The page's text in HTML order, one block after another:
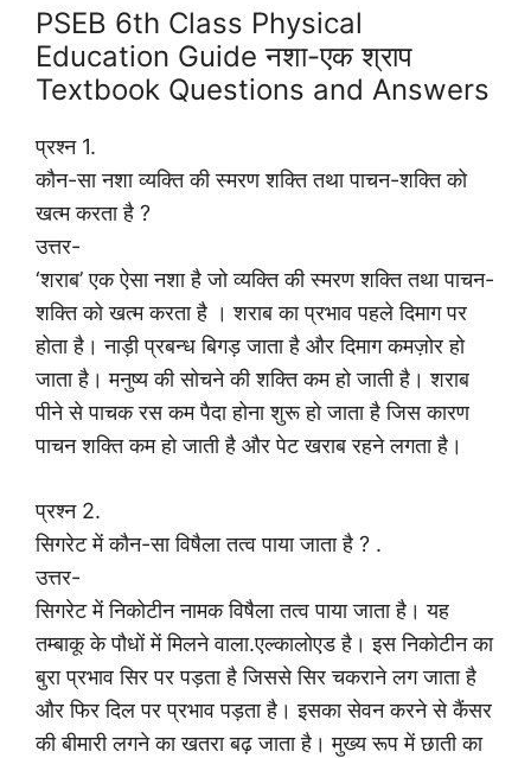
PSEB 6th Class Physical
Education Guide नशा-एक श्राप
Textbook Questions and Answers
प्रश्न 1.
कौन-सा नशा व्यक्ति की स्मरण शक्ति तथा पाचन-शक्ति को
खत्म करता है ?
उत्तर-
‘शराब’ एक ऐसा नशा है जो व्यक्ति की स्मरण शक्ति तथा पाचन-
शक्ति को खत्म करता है । शराब का प्रभाव पहले दिमाग पर
होता है। नाड़ी प्रबन्ध बिगड़ जाता है और दिमाग कमज़ोर हो
जाता है। मनुष्य की सोचने की शक्ति कम हो जाती है। शराब
पीने से पाचक रस कम पैदा होना शुरू हो जाता है जिस कारण
पाचन शक्ति कम हो जाती है और पेट खराब रहने लगता है।
प्रश्न 2.
सिगरेट में कौन-सा विषैला तत्व पाया जाता है ? .
उत्तर-
सिगरेट में निकोटीन नामक विषैला तत्व पाया जाता है। यह
तम्बाकू के पौधों में मिलने वाला.एल्कालोएड है। इस निकोटीन का
बुरा प्रभाव सिर पर पड़ता है जिससे सिर चकराने लग जाता है
और फिर दिल पर प्रभाव पड़ता है। इसका सेवन करने से कैंसर
की बीमारी लगने का खतरा बढ़ जाता है। मुख्य रूप में छाती का